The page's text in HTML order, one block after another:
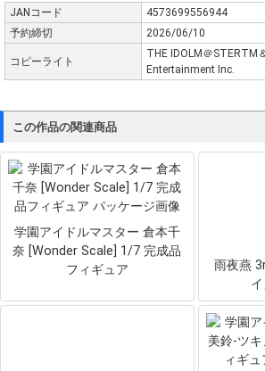
JANコード
4573699556944
予約締切
2026/06/10
コピーライト
THE IDOLM＠STERTM
Entertainment Inc.
この作品の関連商品
学園アイドルマスター 倉本千
奈 [Wonder Scale] 1/7 完成品
フィギュア
雨夜燕